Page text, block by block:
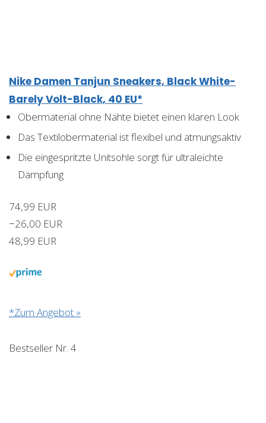
Nike Damen Tanjun Sneakers, Black White-
Barely Volt-Black, 40 EU*
Obermaterial ohne Nähte bietet einen klaren Look
Das Textilobermaterial ist flexibel und atmungsaktiv
Die eingespritzte Unitsohle sorgt für ultraleichte
Dämpfung
74,99 EUR
−26,00 EUR
48,99 EUR
*Zum Angebot »
Bestseller Nr. 4